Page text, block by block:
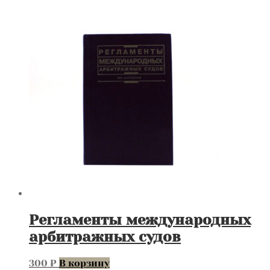
Регламенты международных
арбитражных судов
300 ₽ В корзину